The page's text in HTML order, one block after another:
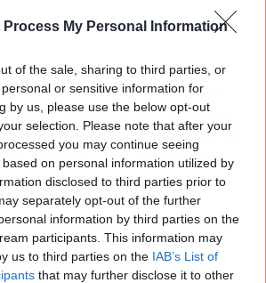
Process My Personal Information
of the sale, sharing to third parties, or
or sensitive information for
by us, please use the below opt-out
selection. Please note that after your
you may continue seeing
on personal information utilized by
disclosed to third parties prior to
separately opt-out of the further
information by third parties on the
participants. This information may
us to third parties on the IAB’s List of
that may further disclose it to other
esto cada vez que la
la falta de ganas de estudiar
uno; ya que no hay más que
ejercicio. Como todo en
práctica, pero Concepción
todos que funciona.
más ejercicios que perduran
los que realiza Concepción
. Ejercicios que no